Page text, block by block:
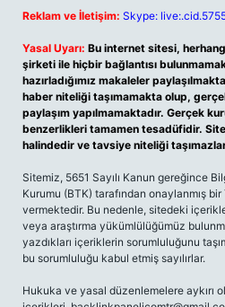
Reklam ve İletişim: Skype:
Yasal Uyarı: Bu internet sitesi,
şirketi ile hiçbir bağlantısı
hazırladığımız makaleler
haber niteliği taşımamakta olup,
paylaşım yapılmamaktadır. Gerçek
benzerlikleri tamamen tesadüfidir.
halindedir ve tavsiye niteliği
Sitemiz, 5651 Sayılı Kanun gereğince
Kurumu (BTK) tarafından onaylanmış
vermektedir. Bu nedenle, sitedeki
veya araştırma yükümlülüğümüz
yazdıkları içeriklerin sorumluluğunu
bu sorumluluğu kabul etmiş sayılırlar.
Hukuka ve yasal düzenlemelere aykırı